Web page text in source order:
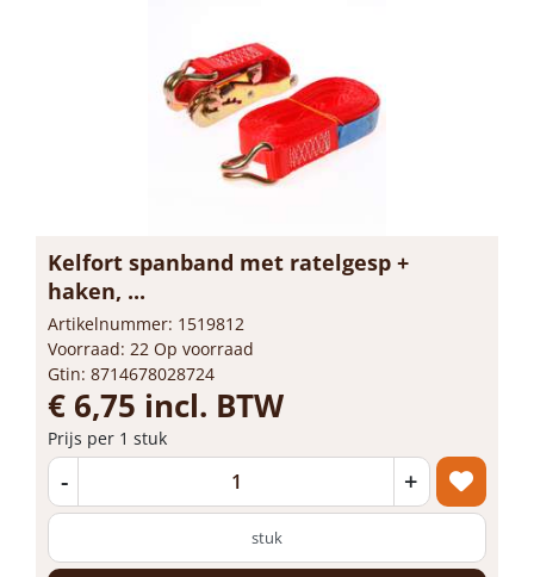
Kelfort spanband met ratelgesp +
haken, ...
Artikelnummer: 1519812
Voorraad: 22 Op voorraad
Gtin: 8714678028724
€ 6,75 incl. BTW
Prijs per 1 stuk
- +
stuk